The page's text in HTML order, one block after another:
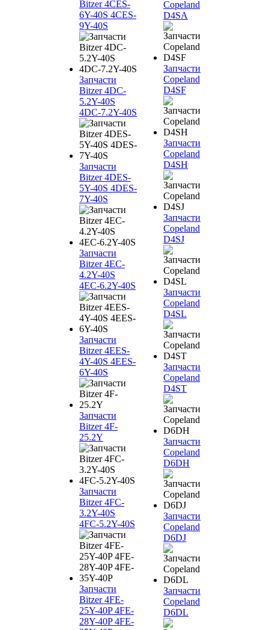
Bitzer 4CES-
6Y-40S 4CES-
9Y-40S
Запчасти
Bitzer 4DC-
5.2Y-40S
4DC-7.2Y-40S
Запчасти
Bitzer 4DES-
5Y-40S 4DES-
7Y-40S
Запчасти
Bitzer 4EC-
4.2Y-40S
4EC-6.2Y-40S
Запчасти
Bitzer 4EES-
4Y-40S 4EES-
6Y-40S
Запчасти
Bitzer 4F-
25.2Y
Запчасти
Bitzer 4FC-
3.2Y-40S
4FC-5.2Y-40S
Запчасти
Bitzer 4FE-
25Y-40P 4FE-
28Y-40P 4FE-
Copeland
D4SA
Запчасти
Copeland
D4SF
Запчасти
Copeland
D4SH
Запчасти
Copeland
D4SJ
Запчасти
Copeland
D4SL
Запчасти
Copeland
D4ST
Запчасти
Copeland
D6DH
Запчасти
Copeland
D6DJ
Запчасти
Copeland
D6DL